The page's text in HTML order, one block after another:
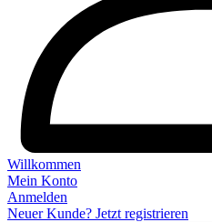
Willkommen
Mein Konto
Anmelden
Neuer Kunde? Jetzt registrieren